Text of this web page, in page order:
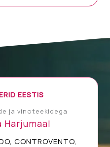
EESTIS
ja vinoteekidega
Harjumaal
CONTROVENTO,